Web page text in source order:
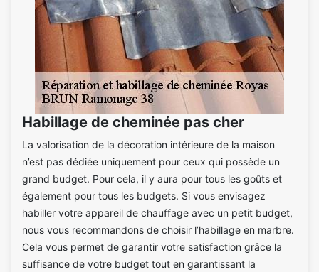
Habillage de cheminée pas cher
La valorisation de la décoration intérieure de la maison
n’est pas dédiée uniquement pour ceux qui possède un
grand budget. Pour cela, il y aura pour tous les goûts et
également pour tous les budgets. Si vous envisagez
habiller votre appareil de chauffage avec un petit budget,
nous vous recommandons de choisir l’habillage en marbre.
Cela vous permet de garantir votre satisfaction grâce la
suffisance de votre budget tout en garantissant la